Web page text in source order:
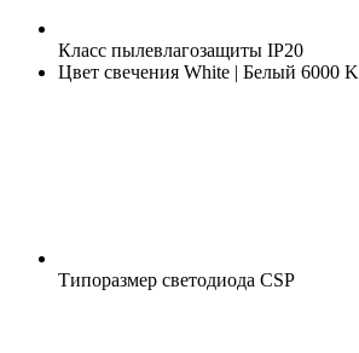
Класс пылевлагозащиты IP20
Цвет свечения White | Белый 6000 K
Типоразмер светодиода CSP